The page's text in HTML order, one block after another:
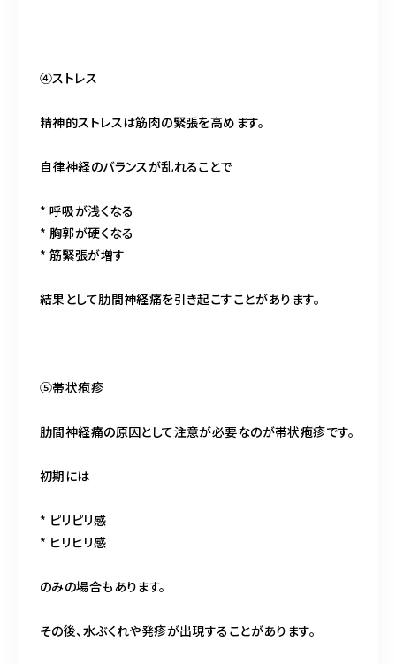
④ストレス
精神的ストレスは筋肉の緊張を高めます。
自律神経のバランスが乱れることで
* 呼吸が浅くなる
* 胸郭が硬くなる
* 筋緊張が増す
結果として肋間神経痛を引き起こすことがあります。
⑤帯状疱疹
肋間神経痛の原因として注意が必要なのが帯状疱疹です。
初期には
* ピリピリ感
* ヒリヒリ感
のみの場合もあります。
その後、水ぶくれや発疹が出現することがあります。